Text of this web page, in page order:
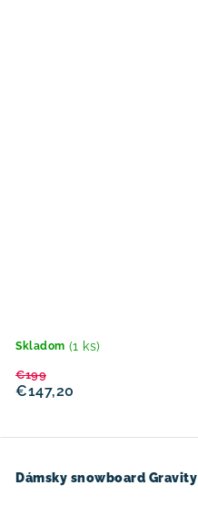
Skladom (1 ks)
€147,20
€199
Dámsky snowboard